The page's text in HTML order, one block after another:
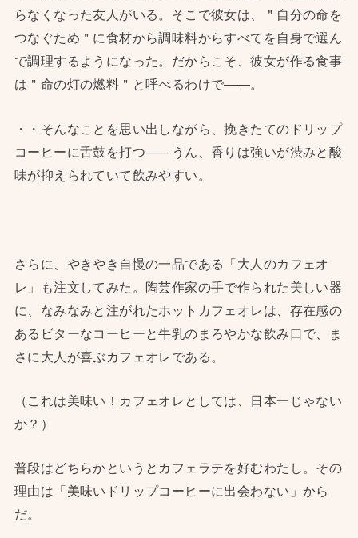
らなくなった友人がいる。そこで彼女は、＂自分の命を
つなぐため＂に食材から調味料からすべてを自身で選ん
で調理するようになった。だからこそ、彼女が作る食事
は＂命の灯の燃料＂と呼べるわけで——。
・・そんなことを思い出しながら、挽きたてのドリップ
コーヒーに舌鼓を打つ——うん、香りは強いが渋みと酸
味が抑えられていて飲みやすい。
さらに、やきやき自慢の一品である「大人のカフェオ
レ」も注文してみた。陶芸作家の手で作られた美しい器
に、なみなみと注がれたホットカフェオレは、存在感の
あるビターなコーヒーと牛乳のまろやかな飲み口で、ま
さに大人が喜ぶカフェオレである。
（これは美味い！カフェオレとしては、日本一じゃない
か？）
普段はどちらかというとカフェラテを好むわたし。その
理由は「美味いドリップコーヒーに出会わない」から
だ。